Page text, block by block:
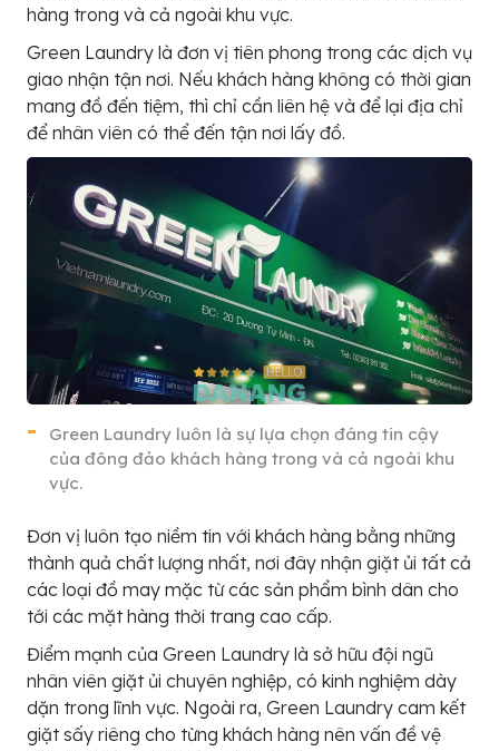
hàng trong và cả ngoài khu vực.
Green Laundry là đơn vị tiên phong trong các dịch vụ
giao nhận tận nơi. Nếu khách hàng không có thời gian
mang đồ đến tiệm, thì chỉ cần liên hệ và để lại địa chỉ
để nhân viên có thể đến tận nơi lấy đồ.
Green Laundry luôn là sự lựa chọn đáng tin cậy
của đông đảo khách hàng trong và cả ngoài khu
vực.
Đơn vị luôn tạo niềm tin với khách hàng bằng những
thành quả chất lượng nhất, nơi đây nhận giặt ủi tất cả
các loại đồ may mặc từ các sản phẩm bình dân cho
tới các mặt hàng thời trang cao cấp.
Điểm mạnh của Green Laundry là sở hữu đội ngũ
nhân viên giặt ủi chuyên nghiệp, có kinh nghiệm dày
dặn trong lĩnh vực. Ngoài ra, Green Laundry cam kết
giặt sấy riêng cho từng khách hàng nên vấn đề vệ